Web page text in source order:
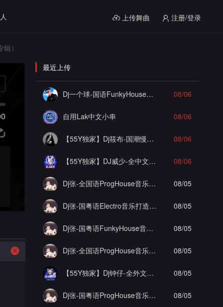
上传舞曲 注册/登录
）
最近上传
Dj一个球-国语FunkyHouse音乐姑娘爱情郎为爱痴狂飘飘弹Q鼓系列慢摇串烧NO.124 08/06
自用Lak中文小串 08/06
【55Y独家】Dj筱布-国潮慢摇遗失的心跳大雨还在下ProgHouse串烧 08/06
【55Y独家】DJ威少-全中文国粤語Funky咚咚(辞九门回忆)车载串烧(DJ威少 FunkyHouse 2026 Rmx Ｖ８２) 08/06
Dj张-全国语ProgHouse音乐打造极致之冰徐颖思九万字实录串烧Vol.29 08/05
Dj张-国粤语Electro音乐打造海南陵水AAA工程李总私人定制舍得实录串烧Vol.2 08/05
Dj张-国粤语FunkyHouse音乐打造海南陵水AAA工程李总私人定制抖音热播坏小子实录串烧Vol.3 08/05
Dj张-全国语ProgHouse音乐为自己打造画心顶级作品实录串烧 08/05
【55Y独家】Dj钟仔-全外文Bounce音乐酒吧大厅潮牌时尚爆点超嗨棒斯炸街串烧 08/05
Dj张-国粤语ProgHouse音乐凯旋一号杨佟瑄杨小姐私人定制圆实录串烧Vol.12 08/05